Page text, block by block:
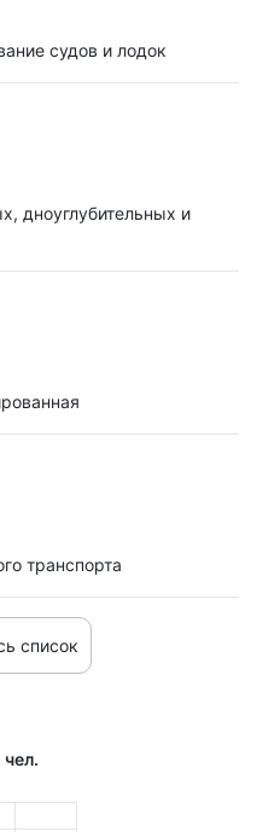
судов и лодок
дноуглубительных и
транспорта
список